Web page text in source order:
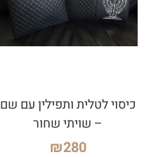
כיסוי לטלית ותפילין עם שם
– שויתי שחור
₪280